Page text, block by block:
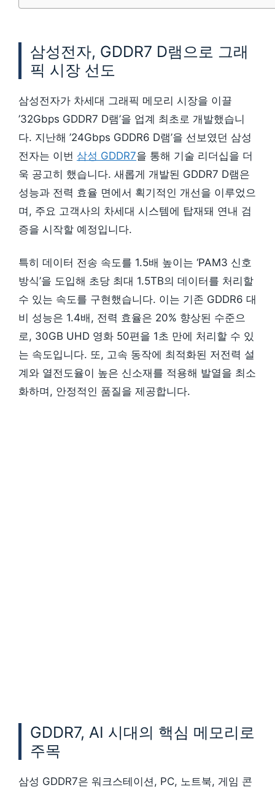
삼성전자, GDDR7 D램으로 그래
픽 시장 선도
삼성전자가 차세대 그래픽 메모리 시장을 이끌
’32Gbps GDDR7 D램’을 업계 최초로 개발했습니
다. 지난해 ’24Gbps GDDR6 D램’을 선보였던 삼성
전자는 이번 삼성 GDDR7을 통해 기술 리더십을 더
욱 공고히 했습니다. 새롭게 개발된 GDDR7 D램은
성능과 전력 효율 면에서 획기적인 개선을 이루었으
며, 주요 고객사의 차세대 시스템에 탑재돼 연내 검
증을 시작할 예정입니다.
특히 데이터 전송 속도를 1.5배 높이는 ‘PAM3 신호
방식’을 도입해 초당 최대 1.5TB의 데이터를 처리할
수 있는 속도를 구현했습니다. 이는 기존 GDDR6 대
비 성능은 1.4배, 전력 효율은 20% 향상된 수준으
로, 30GB UHD 영화 50편을 1초 만에 처리할 수 있
는 속도입니다. 또, 고속 동작에 최적화된 저전력 설
계와 열전도율이 높은 신소재를 적용해 발열을 최소
화하며, 안정적인 품질을 제공합니다.
GDDR7, AI 시대의 핵심 메모리로
주목
삼성 GDDR7은 워크스테이션, PC, 노트북, 게임 콘